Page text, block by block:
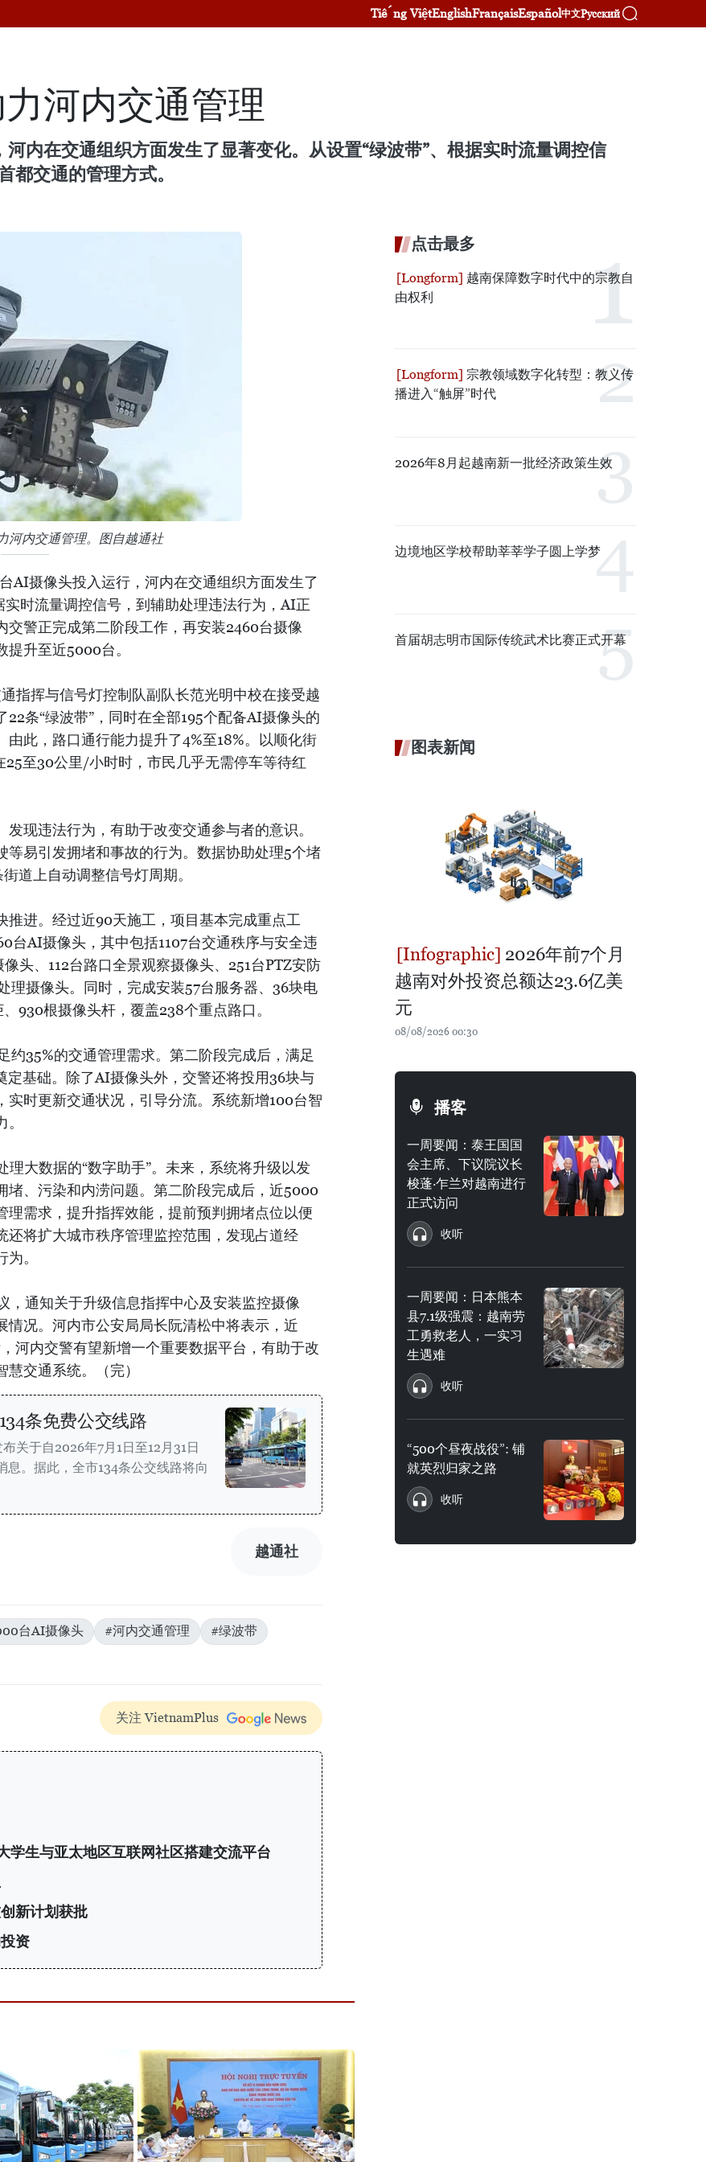
Tiếng ViệtEnglishFrançaisEspañol中文Русский
河内交通管理
内在交通组织方面发生了显著变化。从设置“绿波带”、根据实时流量调控信
都交通的管理方式。
河内交通管理。图自越通社
AI摄像头投入运行，河内在交通组织方面发生了
实时流量调控信号，到辅助处理违法行为，AI正
交警正完成第二阶段工作，再安装2460台摄像
升至近5000台。
指挥与信号灯控制队副队长范光明中校在接受越
条“绿波带”，同时在全部195个配备AI摄像头的
由此，路口通行能力提升了4%至18%。以顺化街
至30公里/小时时，市民几乎无需停车等待红
现违法行为，有助于改变交通参与者的意识。
等易引发拥堵和事故的行为。数据协助处理5个堵
道上自动调整信号灯周期。
推进。经过近90天施工，项目基本完成重点工
台AI摄像头，其中包括1107台交通秩序与安全违
头、112台路口全景观察摄像头、251台PTZ安防
理摄像头。同时，完成安装57台服务器、36块电
930根摄像头杆，覆盖238个重点路口。
约35%的交通管理需求。第二阶段完成后，满足
定基础。除了AI摄像头外，交警还将投用36块与
实时更新交通状况，引导分流。系统新增100台智
大数据的“数字助手”。未来，系统将升级以发
堵、污染和内涝问题。第二阶段完成后，近5000
理需求，提升指挥效能，提前预判拥堵点位以便
还将扩大城市秩序管理监控范围，发现占道经
。
，通知关于升级信息指挥中心及安装监控摄像
情况。河内市公安局局长阮清松中将表示，近
河内交警有望新增一个重要数据平台，有助于改
交通系统。（完）
条免费公交线路
关于自2026年7月1日至12月31日
息。据此，全市134条公交线路将向
越通社
台AI摄像头 #河内交通管理
#绿波带
关注 VietnamPlus
学生与亚太地区互联网社区搭建交流平台
新计划获批
资
点击最多
越南保障数字时代中的宗教自
由权利
宗教领域数字化转型：教义传
播进入“触屏”时代
2026年8月起越南新一批经济政策生效
边境地区学校帮助莘莘学子圆上学梦
首届胡志明市国际传统武术比赛正式开幕
图表新闻
2026年前7个月
越南对外投资总额达23.6亿美
元
08/08/2026 00:30
播客
一周要闻：泰王国国
会主席、下议院议长
梭蓬·乍兰对越南进行
正式访问
收听
一周要闻：日本熊本
县7.1级强震：越南劳
工勇救老人，一实习
生遇难
收听
“500个昼夜战役”: 铺
就英烈归家之路
收听